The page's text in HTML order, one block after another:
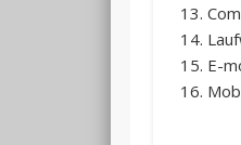
E-